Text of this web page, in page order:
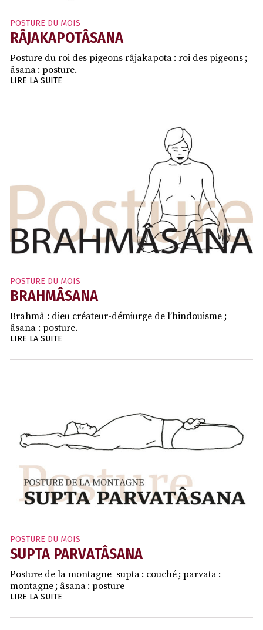
POSTURE DU MOIS
RÂJAKAPOTÂSANA
Posture du roi des pigeons râjakapota : roi des pigeons ;
âsana : posture.
LIRE LA SUITE
POSTURE DU MOIS
BRAHMÂSANA
Brahmâ : dieu créateur-démiurge de l’hindouisme ;
âsana : posture.
LIRE LA SUITE
POSTURE DU MOIS
SUPTA PARVATÂSANA
Posture de la montagne supta : couché ; parvata :
montagne ; âsana : posture
LIRE LA SUITE